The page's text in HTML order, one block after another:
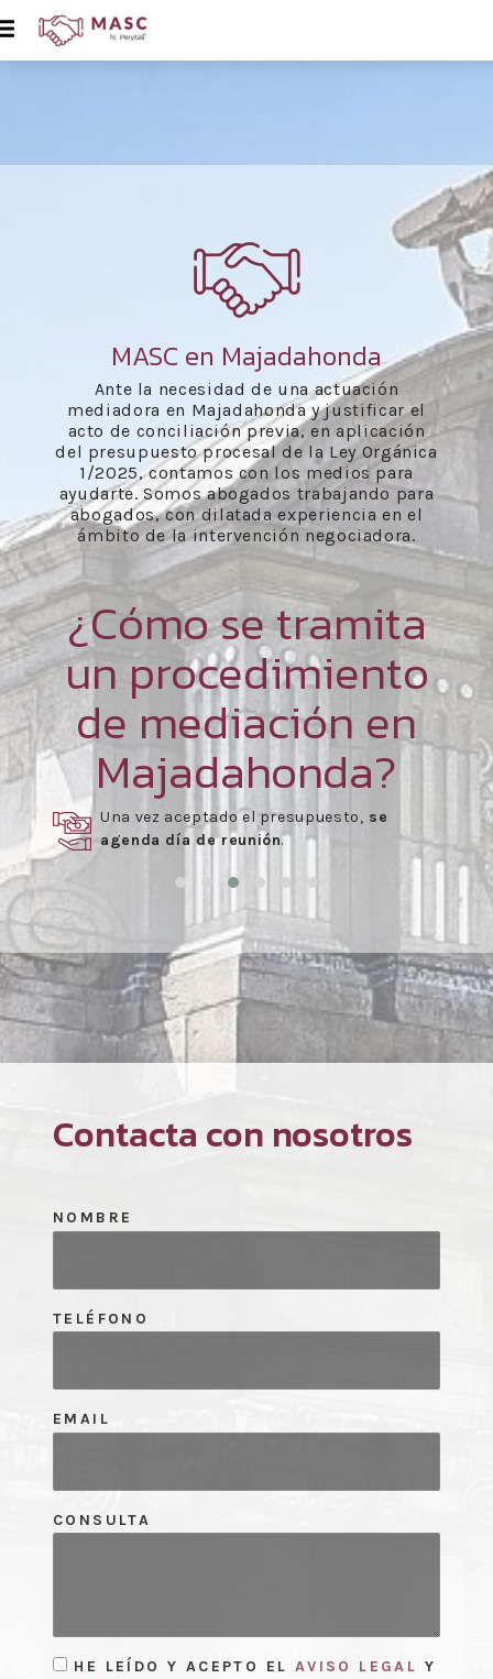
MASC en Majadahonda
Ante la necesidad de una actuación
mediadora en Majadahonda y justificar el
acto de conciliación previa, en aplicación
del presupuesto procesal de la Ley Orgánica
1/2025, contamos con los medios para
ayudarte. Somos abogados trabajando para
abogados, con dilatada experiencia en el
ámbito de la intervención negociadora.
¿Cómo se tramita
un procedimiento
de mediación en
Majadahonda?
Una vez aceptado el presupuesto, se
agenda día de reunión.
Contacta con nosotros
NOMBRE
TELÉFONO
EMAIL
CONSULTA
HE LEÍDO Y ACEPTO EL AVISO LEGAL Y